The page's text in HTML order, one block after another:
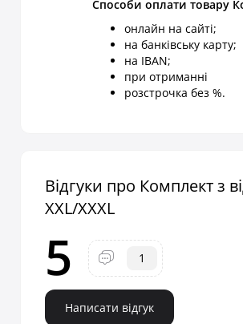
Способи оплати товару
онлайн на сайті;
на банківську карту;
на IBAN;
при отриманні
розстрочка без %.
Відгуки про Комплект з
XXL/XXXL
5 1
Написати відгук